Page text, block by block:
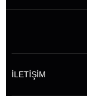
İLETİŞİM